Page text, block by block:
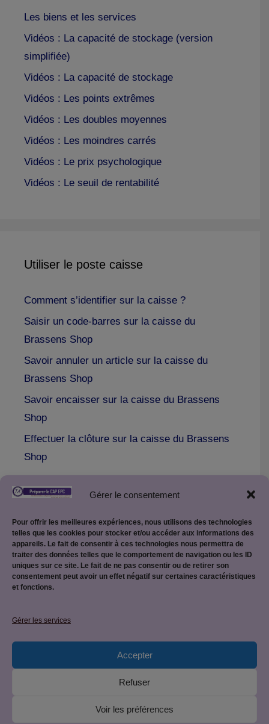
Gérer le consentement
Pour offrir les meilleures expériences, nous utilisons des technologies
telles que les cookies pour stocker et/ou accéder aux informations des
appareils. Le fait de consentir à ces technologies nous permettra de
traiter des données telles que le comportement de navigation ou les ID
uniques sur ce site. Le fait de ne pas consentir ou de retirer son
consentement peut avoir un effet négatif sur certaines caractéristiques
et fonctions.
Gérer les services
Accepter
Refuser
Voir les préférences
Les biens et les services
Vidéos : La capacité de stockage (version
simplifiée)
Vidéos : La capacité de stockage
Vidéos : Les points extrêmes
Vidéos : Les doubles moyennes
Vidéos : Les moindres carrés
Vidéos : Le prix psychologique
Vidéos : Le seuil de rentabilité
Utiliser le poste caisse
Comment s’identifier sur la caisse ?
Saisir un code-barres sur la caisse du
Brassens Shop
Savoir annuler un article sur la caisse du
Brassens Shop
Savoir encaisser sur la caisse du Brassens
Shop
Effectuer la clôture sur la caisse du Brassens
Shop